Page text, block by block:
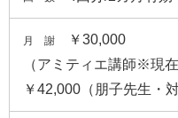
月 謝
￥30,000
（アミティエ講師※現
￥42,000（朋子先生・対